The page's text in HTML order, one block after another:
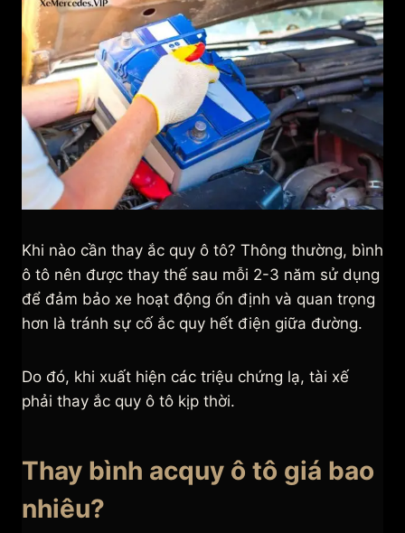
Khi nào cần thay ắc quy ô tô? Thông thường, bình
ô tô nên được thay thế sau mỗi 2-3 năm sử dụng
để đảm bảo xe hoạt động ổn định và quan trọng
hơn là tránh sự cố ắc quy hết điện giữa đường.
Do đó, khi xuất hiện các triệu chứng lạ, tài xế
phải thay ắc quy ô tô kịp thời.
Thay bình acquy ô tô giá bao
nhiêu?